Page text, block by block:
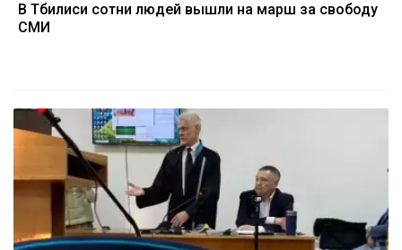
В Тбилиси сотни людей вышли на марш за свободу
СМИ